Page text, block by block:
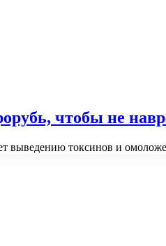
чтобы не
выведению токсинов и